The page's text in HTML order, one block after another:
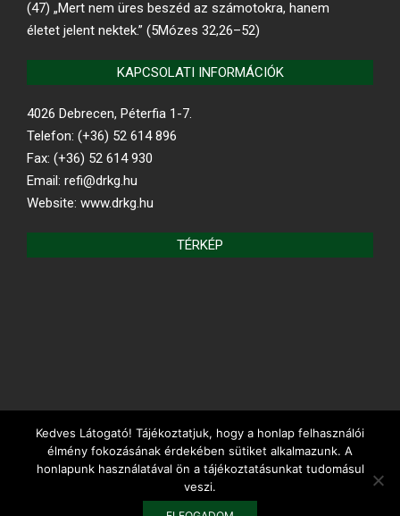
(47) „Mert nem üres beszéd az számotokra, hanem
életet jelent nektek.” (5Mózes 32,26–52)
KAPCSOLATI INFORMÁCIÓK
4026 Debrecen, Péterfia 1-7.
Telefon: (+36) 52 614 896
Fax: (+36) 52 614 930
Email: refi@drkg.hu
Website: www.drkg.hu
TÉRKÉP
REFORMÁTUS.HU
Kedves Látogató! Tájékoztatjuk, hogy a honlap felhasználói
élmény fokozásának érdekében sütiket alkalmazunk. A
honlapunk használatával ön a tájékoztatásunkat tudomásul
veszi.